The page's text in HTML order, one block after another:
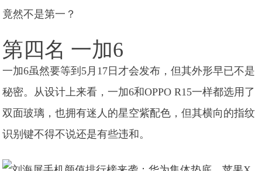
第四名 一加6
一加6虽然要等到5月17日才会发布，但其外形早已不是
秘密。从设计上来看，一加6和OPPO R15一样都选用了
双面玻璃，也拥有迷人的星空紫配色，但其横向的指纹
识别键不得不说还是有些违和。